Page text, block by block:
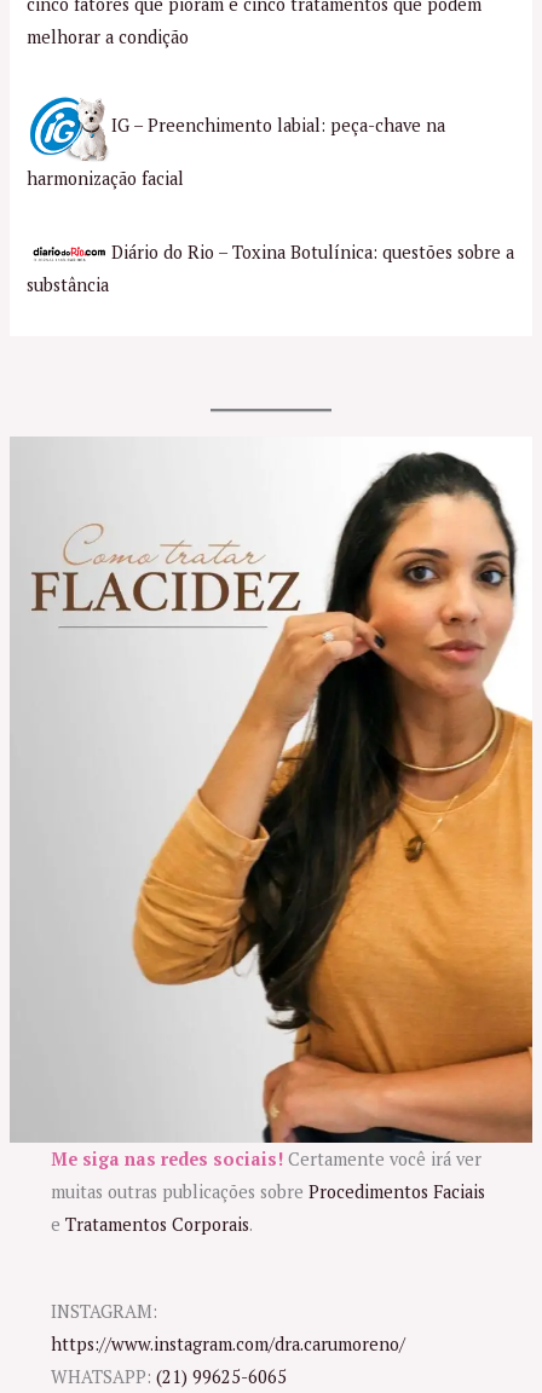
melhorar a condição
IG – Preenchimento labial: peça-chave na
harmonização facial
Diário do Rio – Toxina Botulínica: questões sobre a
substância
Me siga nas redes sociais! Certamente você irá ver
muitas outras publicações sobreProcedimentos Faciais
eTratamentos Corporais.
INSTAGRAM:
https://www.instagram.com/dra.carumoreno/
WHATSAPP:(21) 99625-6065